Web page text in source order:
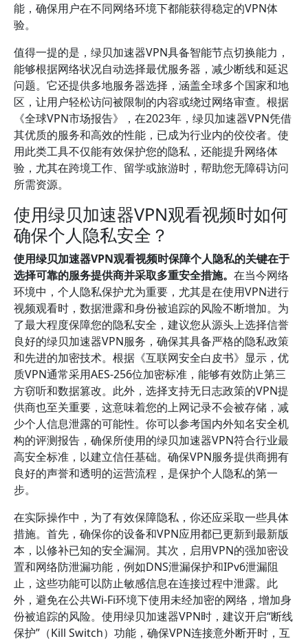
能，确保用户在不同网络环境下都能获得稳定的VPN体
验。
值得一提的是，绿贝加速器VPN具备智能节点切换能力，
能够根据网络状况自动选择最优服务器，减少断线和延迟
问题。它还提供多地服务器选择，涵盖全球多个国家和地
区，让用户轻松访问被限制的内容或绕过网络审查。根据
《全球VPN市场报告》，在2023年，绿贝加速器VPN凭借
其优质的服务和高效的性能，已成为行业内的佼佼者。使
用此类工具不仅能有效保护您的隐私，还能提升网络体
验，尤其在跨境工作、留学或旅游时，帮助您无障碍访问
所需资源。
使用绿贝加速器VPN观看视频时如何
确保个人隐私安全？
使用绿贝加速器VPN观看视频时保障个人隐私的关键在于
选择可靠的服务提供商并采取多重安全措施。 在当今网络
环境中，个人隐私保护尤为重要，尤其是在使用VPN进行
视频观看时，数据泄露和身份被追踪的风险不断增加。为
了最大程度保障您的隐私安全，建议您从源头上选择信誉
良好的绿贝加速器VPN服务，确保其具备严格的隐私政策
和先进的加密技术。根据《互联网安全白皮书》显示，优
质VPN通常采用AES-256位加密标准，能够有效防止第三
方窃听和数据篡改。此外，选择支持无日志政策的VPN提
供商也至关重要，这意味着您的上网记录不会被存储，减
少个人信息泄露的可能性。你可以参考国内外知名安全机
构的评测报告，确保所使用的绿贝加速器VPN符合行业最
高安全标准，以建立信任基础。确保VPN服务提供商拥有
良好的声誉和透明的运营流程，是保护个人隐私的第一
步。
在实际操作中，为了有效保障隐私，你还应采取一些具体
措施。首先，确保你的设备和VPN应用都已更新到最新版
本，以修补已知的安全漏洞。其次，启用VPN的强加密设
置和网络防泄漏功能，例如DNS泄漏保护和IPv6泄漏阻
止，这些功能可以防止敏感信息在连接过程中泄露。此
外，避免在公共Wi-Fi环境下使用未经加密的网络，增加身
份被追踪的风险。使用绿贝加速器VPN时，建议开启“断线
保护”（Kill Switch）功能，确保VPN连接意外断开时，互